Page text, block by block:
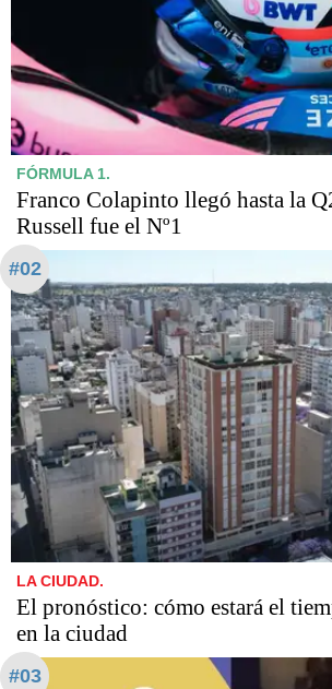
FÓRMULA 1.
Franco Colapinto llegó hasta la
Russell fue el Nº1
#02
LA CIUDAD.
El pronóstico: cómo estará el
en la ciudad
#03